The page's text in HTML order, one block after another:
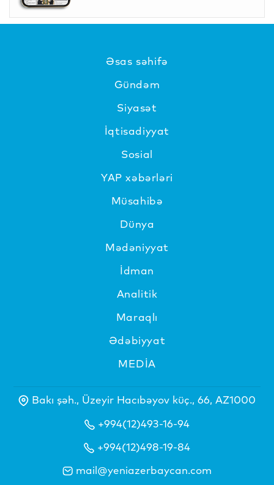
Əsas səhifə
Gündəm
Siyasət
İqtisadiyyat
Sosial
YAP xəbərləri
Müsahibə
Dünya
Mədəniyyat
İdman
Analitik
Maraqlı
Ədəbiyyat
MEDİA
Bakı şəh., Üzeyir Hacıbəyov küç., 66, AZ1000
+994(12)493-16-94
+994(12)498-19-84
mail@yeniazerbaycan.com